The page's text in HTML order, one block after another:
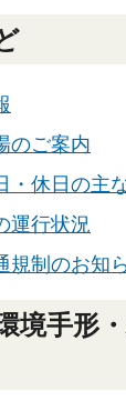
のご案内
・休日の主
運行状況
規制のお知
境手形